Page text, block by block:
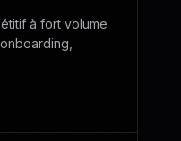
à fort volume